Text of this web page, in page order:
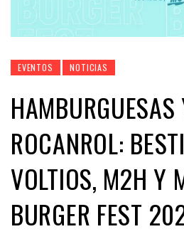
EVENTOS NOTICIAS
HAMBURGUESAS
ROCANROL:
VOLTIOS, M2H Y
BURGER FEST